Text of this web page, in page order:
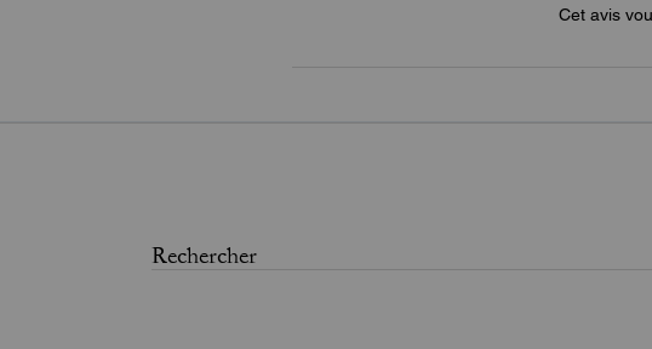
Cet avis